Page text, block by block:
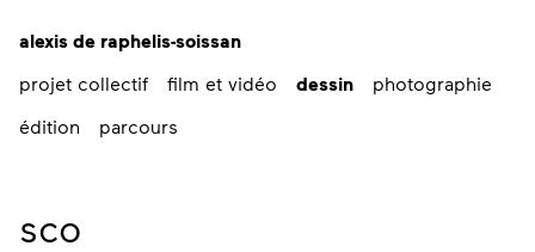
alexis de raphelis-soissan
projet collectif film et vidéo dessin
photographie
édition
parcours
sco